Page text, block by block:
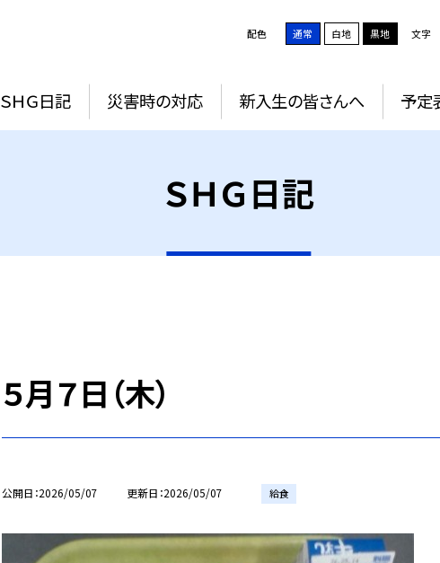
配色 通常 白地 黒地 文字
ＳＨＧ日記 災害時の対応 新入生の皆さんへ 予定
ＳＨＧ日記
５月７日（木）
公開日 2026/05/07 更新日 2026/05/07 給食